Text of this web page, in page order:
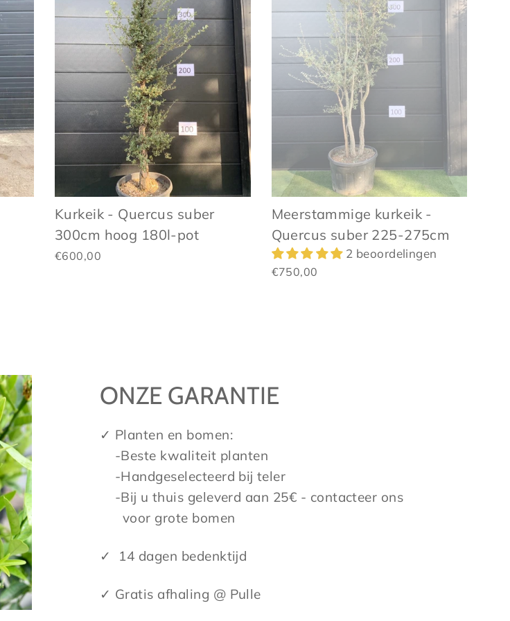
Kurkeik - Quercus suber
300cm hoog 180l-pot
€600,00
Meerstammige kurkeik -
Quercus suber 225-275cm
2 beoordelingen
€750,00
ONZE GARANTIE
✓ Planten en bomen:
-Beste kwaliteit planten
-Handgeselecteerd bij teler
-Bij u thuis geleverd aan 25€ - contacteer ons
voor grote bomen
✓ 14 dagen bedenktijd
✓ Gratis afhaling @ Pulle